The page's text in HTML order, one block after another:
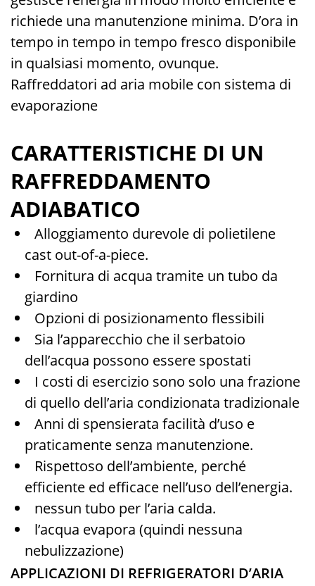
richiede una manutenzione minima. D’ora in
tempo in tempo in tempo fresco disponibile
in qualsiasi momento, ovunque.
Raffreddatori ad aria mobile con sistema di
evaporazione
CARATTERISTICHE DI UN
RAFFREDDAMENTO
ADIABATICO
Alloggiamento durevole di polietilene
cast out-of-a-piece.
Fornitura di acqua tramite un tubo da
giardino
Opzioni di posizionamento flessibili
Sia l’apparecchio che il serbatoio
dell’acqua possono essere spostati
I costi di esercizio sono solo una frazione
di quello dell’aria condizionata tradizionale
Anni di spensierata facilità d’uso e
praticamente senza manutenzione.
Rispettoso dell’ambiente, perché
efficiente ed efficace nell’uso dell’energia.
nessun tubo per l’aria calda.
l’acqua evapora (quindi nessuna
nebulizzazione)
APPLICAZIONI DI REFRIGERATORI D’ARIA